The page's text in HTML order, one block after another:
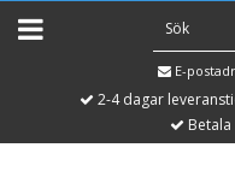
E-
2-4 dagar